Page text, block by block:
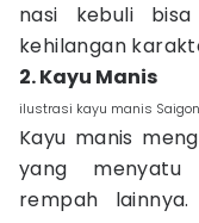
nasi kebuli
kehilangan
2. Kayu Manis
ilustrasi kayu manis Saigon
Kayu manis
yang menyatu
rempah